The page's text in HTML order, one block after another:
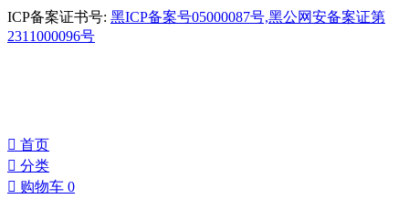
ICP备案证书号: 黑ICP备案号05000087号,黑公网安备案证第
2311000096号
󰀁 首页
󰀂 分类
󰀄 购物车 0